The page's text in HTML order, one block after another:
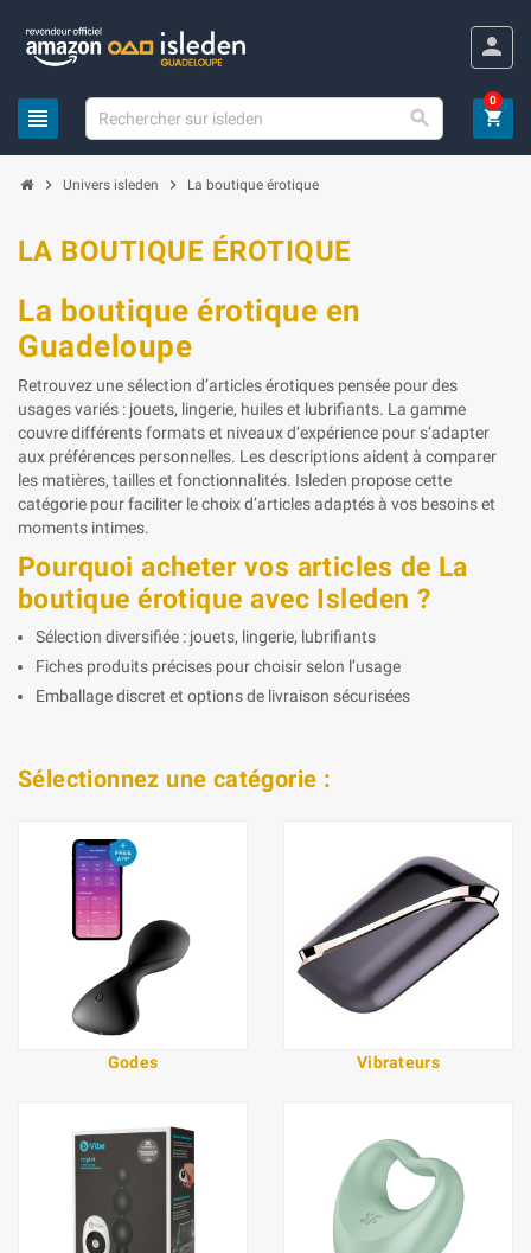
person
view_headline  shopping_cart
0
chevron_right Univers isleden chevron_right La boutique érotique
LA BOUTIQUE ÉROTIQUE
La boutique érotique en
Guadeloupe
Retrouvez une sélection d’articles érotiques pensée pour des
usages variés : jouets, lingerie, huiles et lubrifiants. La gamme
couvre différents formats et niveaux d’expérience pour s’adapter
aux préférences personnelles. Les descriptions aident à comparer
les matières, tailles et fonctionnalités. Isleden propose cette
catégorie pour faciliter le choix d’articles adaptés à vos besoins et
moments intimes.
Pourquoi acheter vos articles de La
boutique érotique avec Isleden ?
Sélection diversifiée : jouets, lingerie, lubrifiants
Fiches produits précises pour choisir selon l’usage
Emballage discret et options de livraison sécurisées
Sélectionnez une catégorie :
Godes Vibrateurs